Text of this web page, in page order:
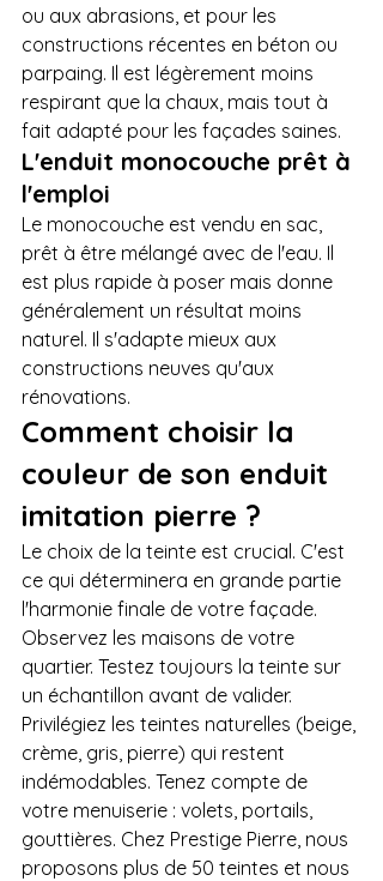
ou aux abrasions, et pour les
constructions récentes en béton ou
parpaing. Il est légèrement moins
respirant que la chaux, mais tout à
fait adapté pour les façades saines.
L'enduit monocouche prêt à
l'emploi
Le monocouche est vendu en sac,
prêt à être mélangé avec de l'eau. Il
est plus rapide à poser mais donne
généralement un résultat moins
naturel. Il s'adapte mieux aux
constructions neuves qu'aux
rénovations.
Comment choisir la
couleur de son enduit
imitation pierre ?
Le choix de la teinte est crucial. C'est
ce qui déterminera en grande partie
l'harmonie finale de votre façade.
Observez les maisons de votre
quartier. Testez toujours la teinte sur
un échantillon avant de valider.
Privilégiez les teintes naturelles (beige,
crème, gris, pierre) qui restent
indémodables. Tenez compte de
votre menuiserie : volets, portails,
gouttières. Chez Prestige Pierre, nous
proposons plus de 50 teintes et nous